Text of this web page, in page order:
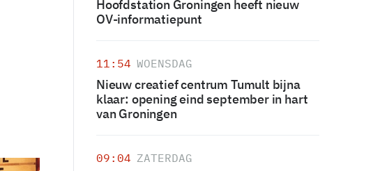
Hoofdstation Groningen heeft nieuw
OV-informatiepunt
11:54 WOENSDAG
Nieuw creatief centrum Tumult bijna
klaar: opening eind september in hart
van Groningen
09:04 ZATERDAG